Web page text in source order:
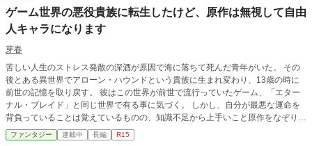
ゲーム世界の悪役貴族に転生したけど、原作は無視して自由
人キャラになります
芽春
苦しい人生のストレス発散の深酒が原因で海に落ちて死んだ青年がいた。 その
後とある異世界でアローン・ハウンドという貴族に生まれ変わり、13歳の時に
前世の記憶を取り戻す。 彼はこの世界が前世で流行っていたゲーム、「エター
ナル・ブレイド」と同じ世界で有る事に気づく。 しかし、自分が最悪な運命を
背負っていることは覚えているものの、知識不足から上手いこと原作をなぞりな
がら自分は生き残ると言った風な器用な立ち回りは出来ないと察しが着いてしま
う。 色々と吹っ切れ、前世で憧れていた自由人キャラになってやろうと、全て
ファンタジー 連載中 長編 R15